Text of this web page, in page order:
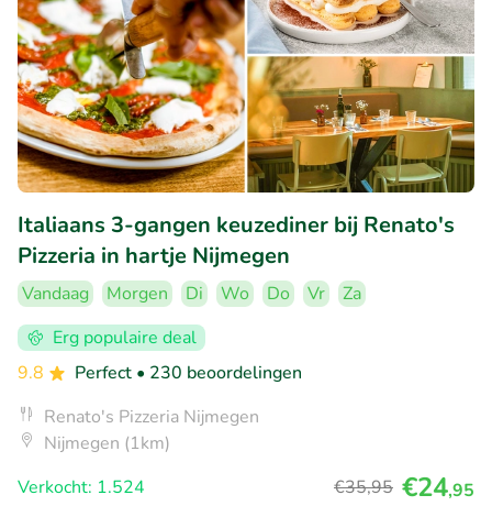
Italiaans 3-gangen keuzediner bij Renato's
Pizzeria in hartje Nijmegen
Vandaag Morgen Di Wo Do Vr
Za
Erg populaire deal
9.8
Perfect • 230 beoordelingen
Renato's Pizzeria Nijmegen
Nijmegen (1km)
Verkocht: 1.524
€35,95 €24,95